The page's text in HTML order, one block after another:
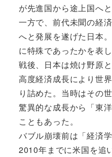
が先進国から途上国へ
一方で、前代未聞の経
へと発展を遂げた日本
に特殊であったかを表し
戦後、日本は焼け野原
高度経済成長により世
り詰めた。当時はその
驚異的な成長から「東
こともあった。
バブル崩壊前は「経済
2010年までに米国を追